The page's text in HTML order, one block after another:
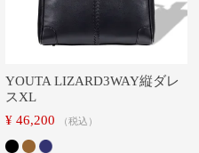
YOUTA LIZARD3WAY縦ダレ
スXL
¥ 46,200 税込